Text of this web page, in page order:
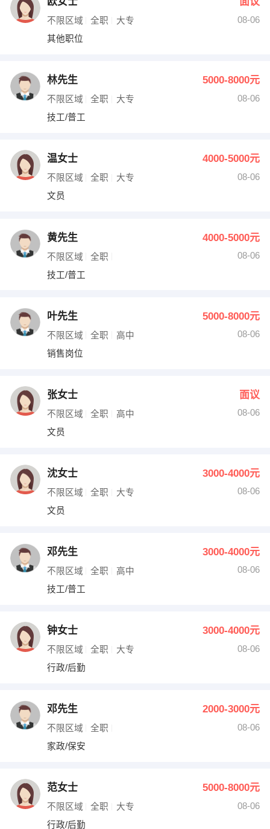
不限区域 全职 大专
08-06
其他职位
林先生 5000-8000元
不限区域 全职 大专
08-06
技工/普工
温女士 4000-5000元
不限区域 全职 大专
08-06
文员
黄先生 4000-5000元
不限区域 全职
08-06
技工/普工
叶先生 5000-8000元
不限区域 全职 高中
08-06
销售岗位
张女士 面议
不限区域 全职 高中
08-06
文员
沈女士 3000-4000元
不限区域 全职 大专
08-06
文员
邓先生 3000-4000元
不限区域 全职 高中
08-06
技工/普工
钟女士 3000-4000元
不限区域 全职 大专
08-06
行政/后勤
邓先生 2000-3000元
不限区域 全职
08-06
家政/保安
范女士 5000-8000元
不限区域 全职 大专
08-06
行政/后勤